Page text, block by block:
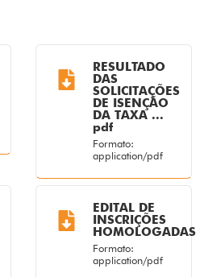
RESULTADO
DAS
SOLICITAÇÕES
DE ISENÇÃO
DA TAXA ...
pdf
Formato:
application/pdf
EDITAL DE
INSCRIÇÕES
HOMOLOGADAS
Formato:
application/pdf